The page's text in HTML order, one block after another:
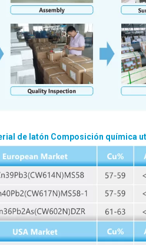
de latón Composición química